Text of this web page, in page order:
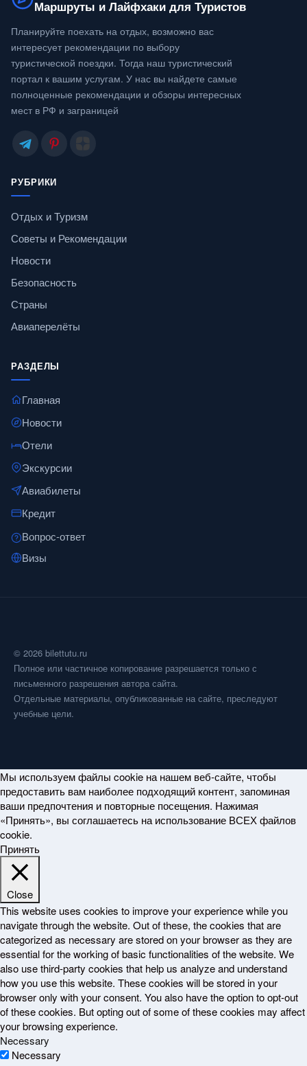
Маршруты и Лайфхаки для Туристов
Планируйте поехать на отдых, возможно вас
интересует рекомендации по выбору
туристической поездки. Тогда наш туристический
портал к вашим услугам. У нас вы найдете самые
полноценные рекомендации и обзоры интересных
мест в РФ и заграницей
РУБРИКИ
Отдых и Туризм
Советы и Рекомендации
Новости
Безопасность
Страны
Авиаперелёты
РАЗДЕЛЫ
Главная
Новости
Отели
Экскурсии
Авиабилеты
Кредит
Вопрос-ответ
Визы
© 2026 bilettutu.ru
Полное или частичное копирование разрешается только с
письменного разрешения автора сайта.
Отдельные материалы, опубликованные на сайте, преследуют
учебные цели.
Мы используем файлы cookie на нашем веб-сайте, чтобы
предоставить вам наиболее подходящий контент, запоминая
ваши предпочтения и повторные посещения. Нажимая
«Принять», вы соглашаетесь на использование ВСЕХ файлов
cookie.
Принять
Close
This website uses cookies to improve your experience while you
navigate through the website. Out of these, the cookies that are
categorized as necessary are stored on your browser as they are
essential for the working of basic functionalities of the website. We
also use third-party cookies that help us analyze and understand
how you use this website. These cookies will be stored in your
browser only with your consent. You also have the option to opt-out
of these cookies. But opting out of some of these cookies may affect
your browsing experience.
Necessary
Necessary